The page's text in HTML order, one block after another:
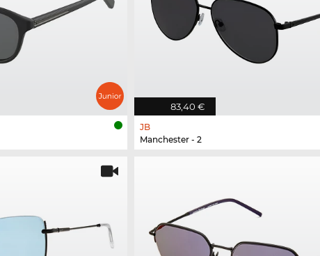
83,40 €
JB
Manchester - 2